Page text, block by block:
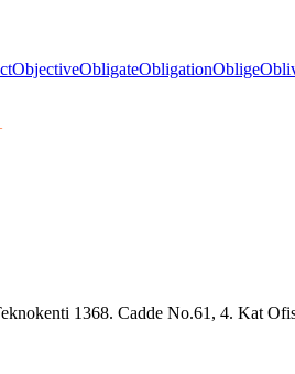
ObjectiveObligateObligationOblige
1368. Cadde No.61, 4. Kat